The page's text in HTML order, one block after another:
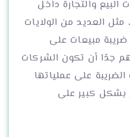
البيع والتجارة داخل
العديد من الولايات
ضريبة مبيعات على
جدًا أن تكون الشركات
على عملياتها
بشكل كبير على